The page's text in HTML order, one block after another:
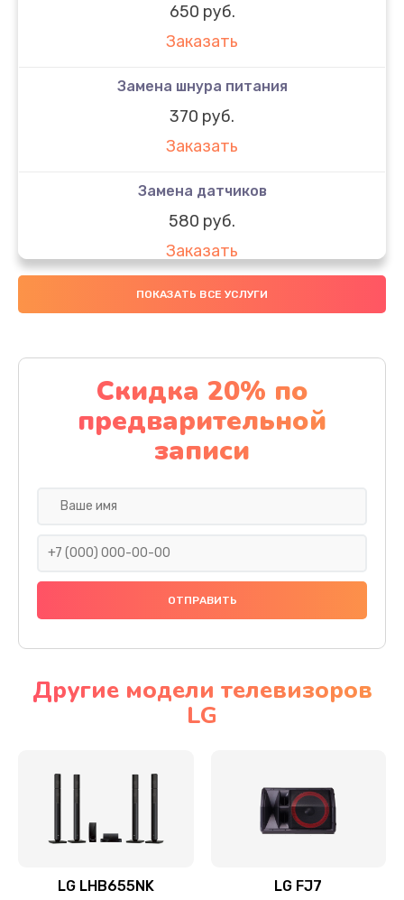
650 руб.
Заказать
Замена шнура питания
370 руб.
Заказать
Замена датчиков
580 руб.
Заказать
Комплексная чистка
Заказать
Замена дисплея (экрана)
2000 руб.
Заказать
Ремонт платы электроники
Прошивка
Ремонт механики привода
Ремонт / замена кнопок, клавиш, индикаторов,
ПОКАЗАТЬ ВСЕ УСЛУГИ
Скидка 20% по
предварительной
записи
Другие модели телевизоров
LG
LG LHB655NK LG FJ7